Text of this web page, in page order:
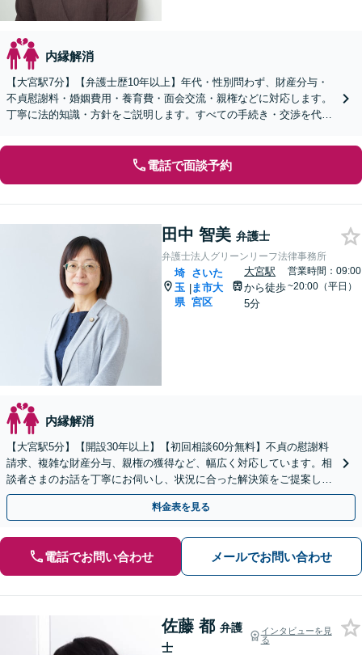
内縁解消
【大宮駅7分】【弁護士歴10年以上】年代・性別問わず、財産分与・
不貞慰謝料・婚姻費用・養育費・面会交流・親権などに対応します。
丁寧に法的知識・方針をご説明します。すべての手続き・交渉を代理
電話で面談予約
田中 智美 弁護士
弁護士法人グリーンリーフ法律事務所
埼
玉
県
|
さいた
ま市大
宮区
大宮駅
から徒歩
5分
営業時間：09:00
~20:00（平日）
内縁解消
【大宮駅5分】【開設30年以上】【初回相談60分無料】不貞の慰謝料
請求、複雑な財産分与、親権の獲得など、幅広く対応しています。相
談者さまのお話を丁寧にお伺いし、状況に合った解決策をご提案しま
す。【電話相談可】【休日・夜間対応】
料金表を見る
電話でお問い合わせ メールでお問い合わせ
佐藤 都 弁護
士
インタビューを見
る